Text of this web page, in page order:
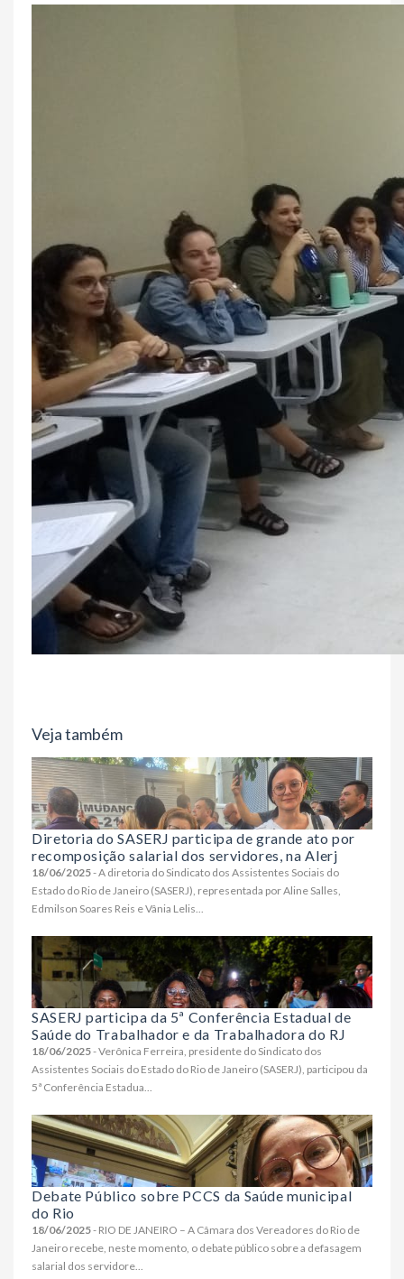
Veja também
Diretoria do SASERJ participa de grande ato por
recomposição salarial dos servidores, na Alerj
18/06/2025- A diretoria do Sindicato dos Assistentes Sociais do
Estado do Rio de Janeiro (SASERJ), representada por Aline Salles,
Edmilson Soares Reis e Vânia Lelis...
SASERJ participa da 5ª Conferência Estadual de
Saúde do Trabalhador e da Trabalhadora do RJ
18/06/2025- Verônica Ferreira, presidente do Sindicato dos
Assistentes Sociais do Estado do Rio de Janeiro (SASERJ), participou da
5ª Conferência Estadua...
Debate Público sobre PCCS da Saúde municipal
do Rio
18/06/2025- RIO DE JANEIRO – A Câmara dos Vereadores do Rio de
Janeiro recebe, neste momento, o debate público sobre a defasagem
salarial dos servidore...